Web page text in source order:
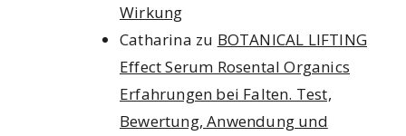
Wirkung
Catharina zu BOTANICAL LIFTING
Effect Serum Rosental Organics
Erfahrungen bei Falten. Test,
Bewertung, Anwendung und